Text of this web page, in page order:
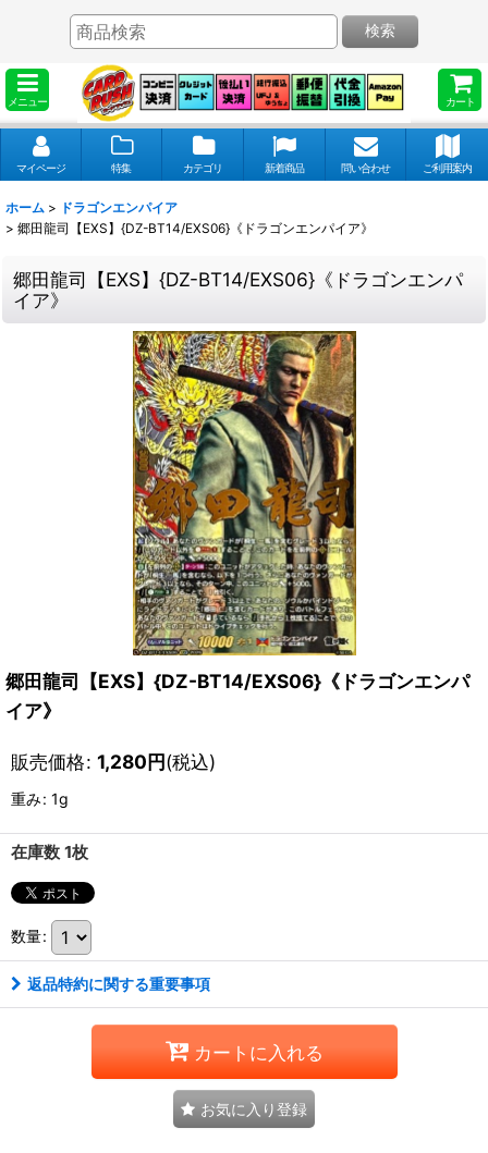
メニュー カート
検索
マイページ 特集 カテゴリ 新着商品 問い合わせ ご利用案内
ホーム > ドラゴンエンパイア
> 郷田龍司【EXS】{DZ-BT14/EXS06}《ドラゴンエンパイア》
郷田龍司【EXS】{DZ-BT14/EXS06}《ドラゴンエンパ
イア》
郷田龍司【EXS】{DZ-BT14/EXS06}《ドラゴンエンパ
イア》
販売価格: 1,280円(税込)
重み: 1g
在庫数 1枚
数量:
返品特約に関する重要事項
カートに入れる
お気に入り登録